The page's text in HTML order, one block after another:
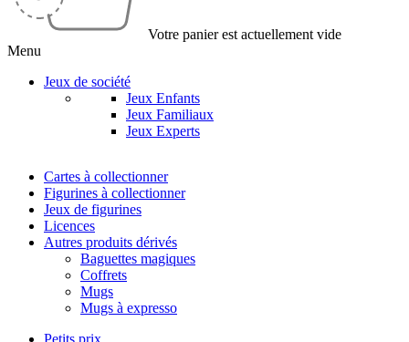
Votre panier est actuellement vide
Menu
Jeux de société
Jeux Enfants
Jeux Familiaux
Jeux Experts
Cartes à collectionner
Figurines à collectionner
Jeux de figurines
Licences
Autres produits dérivés
Baguettes magiques
Coffrets
Mugs
Mugs à expresso
Petits prix